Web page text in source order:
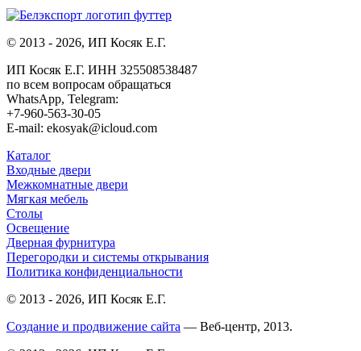
© 2013 - 2026, ИП Косяк Е.Г.
ИП Косяк Е.Г. ИНН 325508538487
по всем вопросам обращаться
WhatsApp, Telegram:
+7-960-563-30-05
E-mail: ekosyak@icloud.com
Каталог
Входные двери
Межкомнатные двери
Мягкая мебель
Столы
Освещение
Дверная фурнитура
Перегородки и системы открывания
Политика конфиденциальности
© 2013 - 2026, ИП Косяк Е.Г.
Создание и продвижение сайта — Веб-центр, 2013.